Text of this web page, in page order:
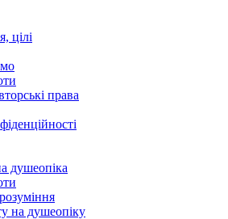
цілі
права
душеопіка
на душеопіку